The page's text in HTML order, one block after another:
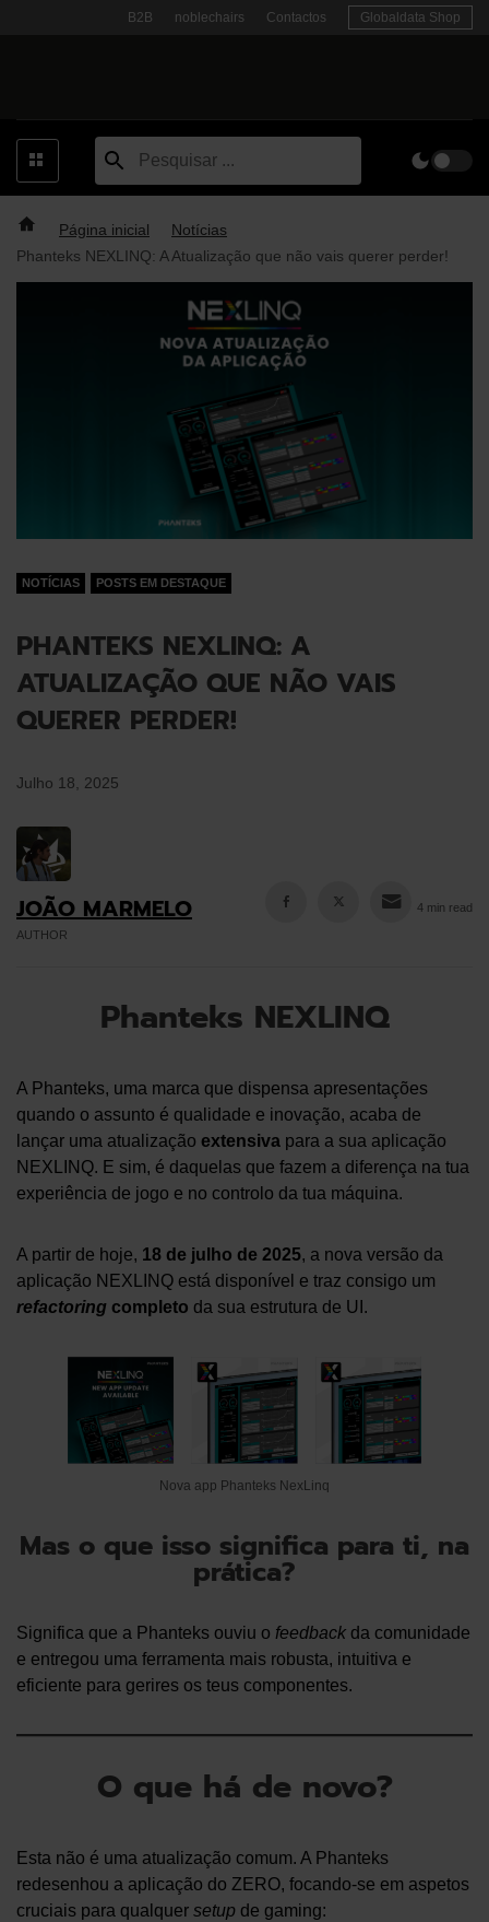
B2B noblechairs Contactos Globaldata Shop
Página inicial
Notícias
Phanteks NEXLINQ: A Atualização que não vais querer perder!
NOTÍCIAS POSTS EM DESTAQUE
PHANTEKS NEXLINQ: A
ATUALIZAÇÃO QUE NÃO VAIS
QUERER PERDER!
Julho 18, 2025
JOÃO MARMELO
AUTHOR
4 min read
Phanteks NEXLINQ
A Phanteks, uma marca que dispensa apresentações
quando o assunto é qualidade e inovação, acaba de
lançar uma atualização extensiva para a sua aplicação
NEXLINQ. E sim, é daquelas que fazem a diferença na tua
experiência de jogo e no controlo da tua máquina.
A partir de hoje, 18 de julho de 2025, a nova versão da
aplicação NEXLINQ está disponível e traz consigo um
refactoring completo da sua estrutura de UI.
Nova app Phanteks NexLinq
Mas o que isso significa para ti, na
prática?
Significa que a Phanteks ouviu o feedback da comunidade
e entregou uma ferramenta mais robusta, intuitiva e
eficiente para gerires os teus componentes.
O que há de novo?
Esta não é uma atualização comum. A Phanteks
redesenhou a aplicação do ZERO, focando-se em aspetos
cruciais para qualquer setup de gaming: